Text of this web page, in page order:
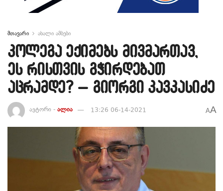
მთავარი ახალი ამბები
კოლეგა ექიმებს მივმართავ,
ეს რისთვის გჭირდებათ
აცრამდე? – გიორგი კავკასიძე
ავტორი - ალია 13:26 06-14-2021 AA